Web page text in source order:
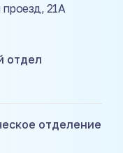
21А
отдел
отделение